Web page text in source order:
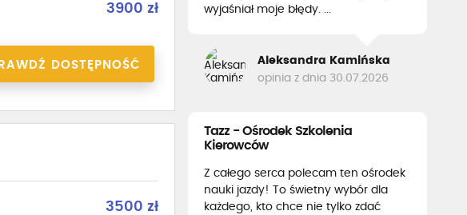
3900 zł
DOSTĘPNOŚĆ
3500 zł
wyjaśniał moje błędy. ...
Aleksandra Kamińska
opinia z dnia 30.07.2026
Tazz - Ośrodek Szkolenia
Kierowców
Z całego serca polecam ten ośrodek
nauki jazdy! To świetny wybór dla
każdego, kto chce nie tylko zdać